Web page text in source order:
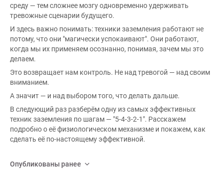
среду — тем сложнее мозгу одновременно удерживать
тревожные сценарии будущего.
И здесь важно понимать: техники заземления работают не
потому, что они "магически успокаивают". Они работают,
когда мы их применяем осознанно, понимая, зачем мы это
делаем.
Это возвращает нам контроль. Не над тревогой — над своим
вниманием.
А значит — и над выбором того, что делать дальше.
В следующий раз разберём одну из самых эффективных
техник заземления по шагам — "5-4-3-2-1". Расскажем
подробно о её физиологическом механизме и покажем, как
сделать её по-настоящему эффективной.
Опубликованы ранее